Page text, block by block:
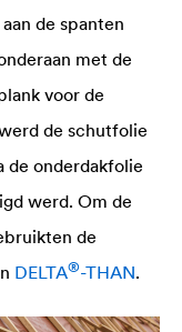
de spanten
met de
voor de
de schutfolie
de onderdakfolie
werd. Om de
de
DELTA®-THAN.